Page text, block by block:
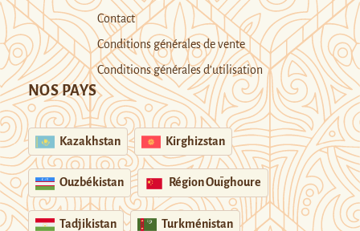
Contact
Conditions générales de vente
Conditions générales d’utilisation
NOS PAYS
Kazakhstan Kirghizstan
Ouzbékistan Région Ouïghoure
Tadjikistan Turkménistan